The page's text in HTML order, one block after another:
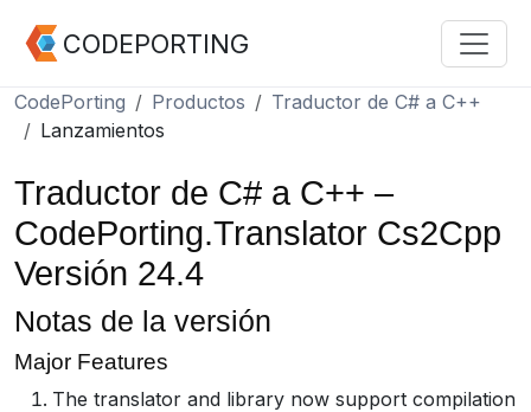
CODEPORTING
CodePorting Productos
Traductor de C# a C++
Lanzamientos
Traductor de C# a C++ –
CodePorting.Translator Cs2Cpp
Versión 24.4
Notas de la versión
Major Features
The translator and library now support compilation